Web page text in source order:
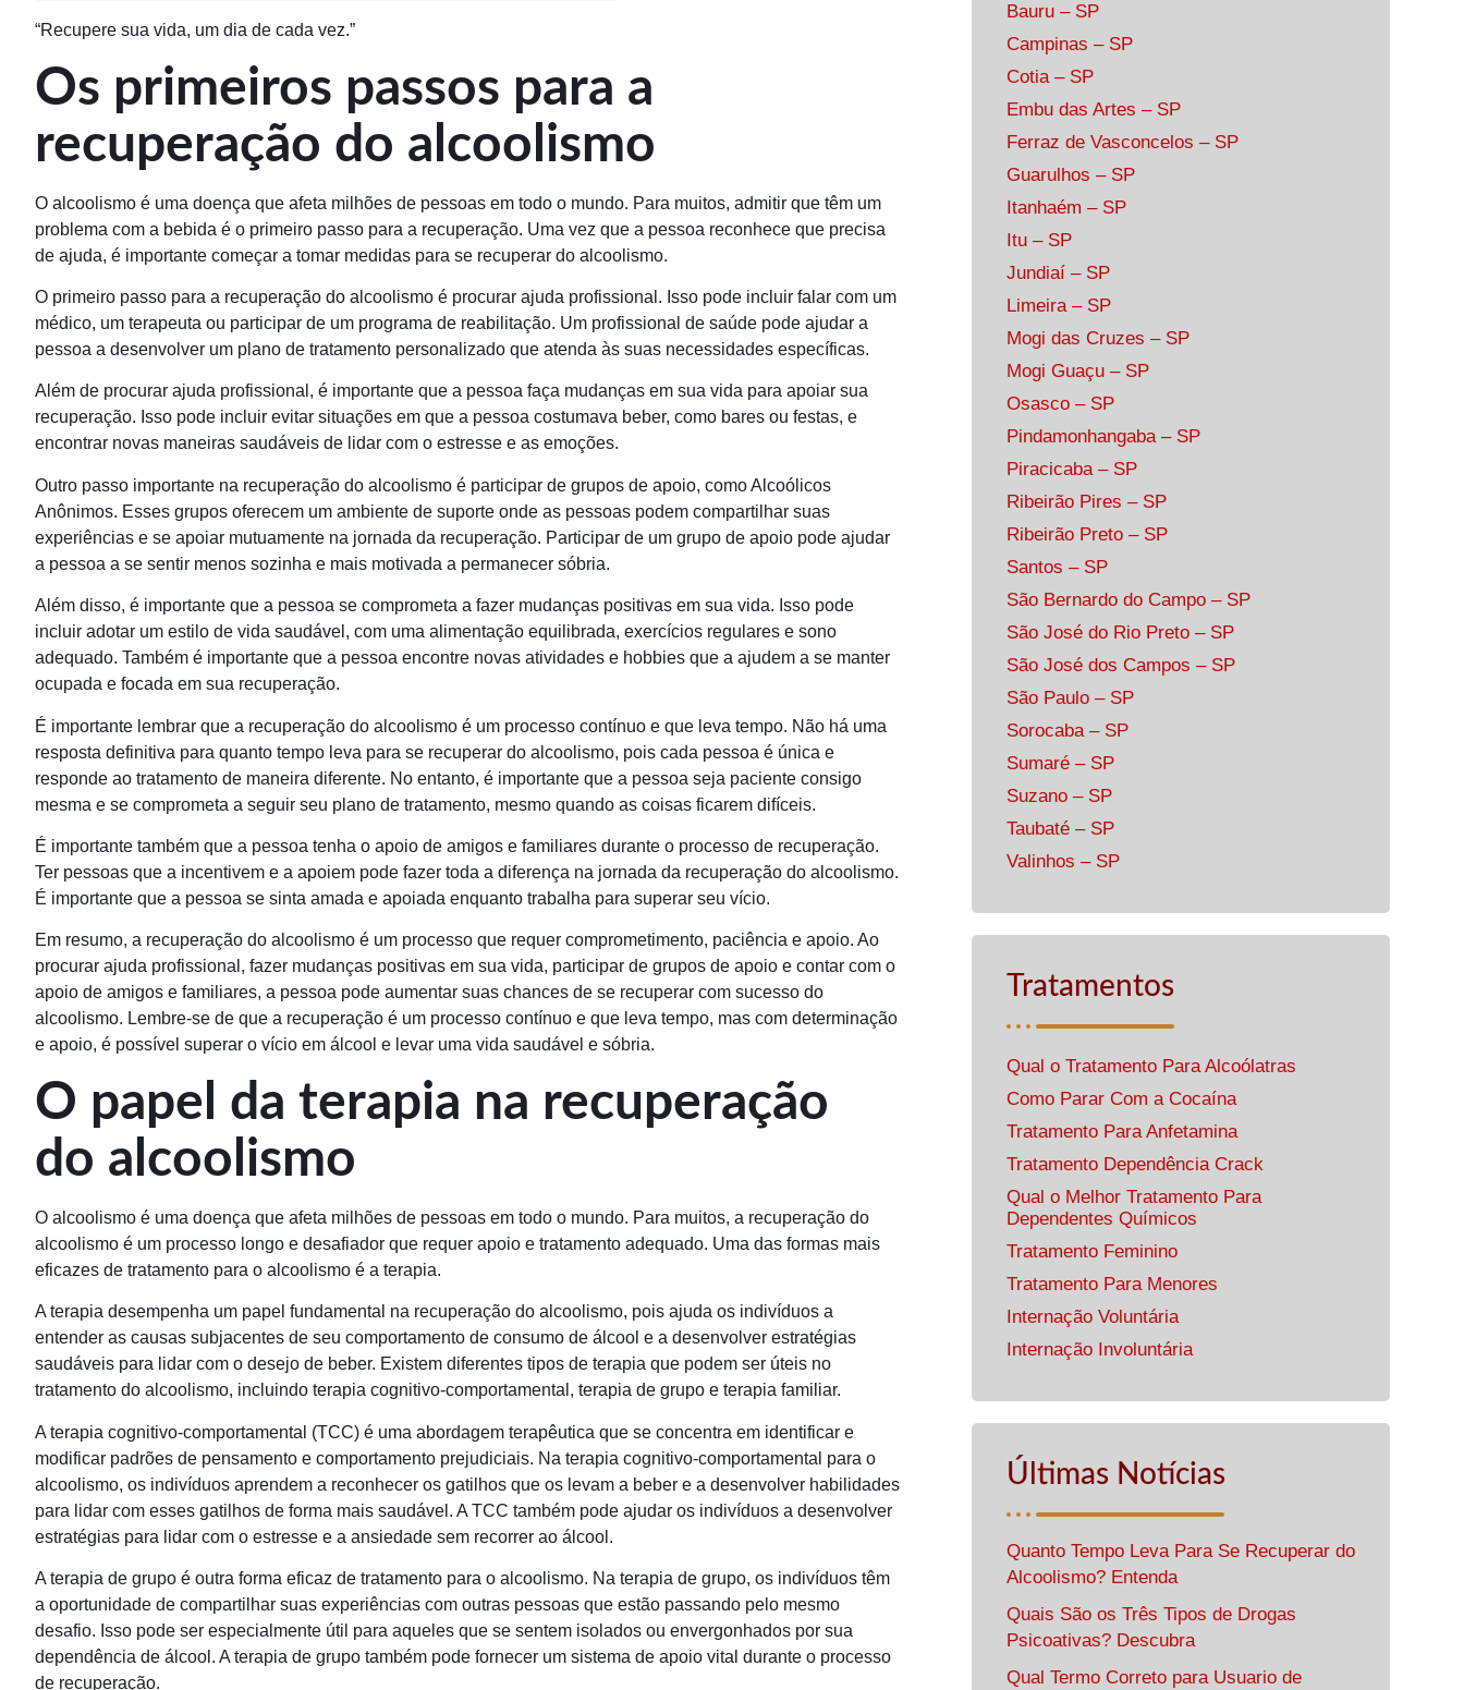
“Recupere sua vida, um dia de cada vez.”
Os primeiros passos para a
recuperação do alcoolismo
O alcoolismo é uma doença que afeta milhões de pessoas em todo o mundo. Para muitos, admitir que têm um
problema com a bebida é o primeiro passo para a recuperação. Uma vez que a pessoa reconhece que precisa
de ajuda, é importante começar a tomar medidas para se recuperar do alcoolismo.
O primeiro passo para a recuperação do alcoolismo é procurar ajuda profissional. Isso pode incluir falar com um
médico, um terapeuta ou participar de um programa de reabilitação. Um profissional de saúde pode ajudar a
pessoa a desenvolver um plano de tratamento personalizado que atenda às suas necessidades específicas.
Além de procurar ajuda profissional, é importante que a pessoa faça mudanças em sua vida para apoiar sua
recuperação. Isso pode incluir evitar situações em que a pessoa costumava beber, como bares ou festas, e
encontrar novas maneiras saudáveis de lidar com o estresse e as emoções.
Outro passo importante na recuperação do alcoolismo é participar de grupos de apoio, como Alcoólicos
Anônimos. Esses grupos oferecem um ambiente de suporte onde as pessoas podem compartilhar suas
experiências e se apoiar mutuamente na jornada da recuperação. Participar de um grupo de apoio pode ajudar
a pessoa a se sentir menos sozinha e mais motivada a permanecer sóbria.
Além disso, é importante que a pessoa se comprometa a fazer mudanças positivas em sua vida. Isso pode
incluir adotar um estilo de vida saudável, com uma alimentação equilibrada, exercícios regulares e sono
adequado. Também é importante que a pessoa encontre novas atividades e hobbies que a ajudem a se manter
ocupada e focada em sua recuperação.
É importante lembrar que a recuperação do alcoolismo é um processo contínuo e que leva tempo. Não há uma
resposta definitiva para quanto tempo leva para se recuperar do alcoolismo, pois cada pessoa é única e
responde ao tratamento de maneira diferente. No entanto, é importante que a pessoa seja paciente consigo
mesma e se comprometa a seguir seu plano de tratamento, mesmo quando as coisas ficarem difíceis.
É importante também que a pessoa tenha o apoio de amigos e familiares durante o processo de recuperação.
Ter pessoas que a incentivem e a apoiem pode fazer toda a diferença na jornada da recuperação do alcoolismo.
É importante que a pessoa se sinta amada e apoiada enquanto trabalha para superar seu vício.
Em resumo, a recuperação do alcoolismo é um processo que requer comprometimento, paciência e apoio. Ao
procurar ajuda profissional, fazer mudanças positivas em sua vida, participar de grupos de apoio e contar com o
apoio de amigos e familiares, a pessoa pode aumentar suas chances de se recuperar com sucesso do
alcoolismo. Lembre-se de que a recuperação é um processo contínuo e que leva tempo, mas com determinação
e apoio, é possível superar o vício em álcool e levar uma vida saudável e sóbria.
O papel da terapia na recuperação
do alcoolismo
O alcoolismo é uma doença que afeta milhões de pessoas em todo o mundo. Para muitos, a recuperação do
alcoolismo é um processo longo e desafiador que requer apoio e tratamento adequado. Uma das formas mais
eficazes de tratamento para o alcoolismo é a terapia.
A terapia desempenha um papel fundamental na recuperação do alcoolismo, pois ajuda os indivíduos a
entender as causas subjacentes de seu comportamento de consumo de álcool e a desenvolver estratégias
saudáveis para lidar com o desejo de beber. Existem diferentes tipos de terapia que podem ser úteis no
tratamento do alcoolismo, incluindo terapia cognitivo-comportamental, terapia de grupo e terapia familiar.
A terapia cognitivo-comportamental (TCC) é uma abordagem terapêutica que se concentra em identificar e
modificar padrões de pensamento e comportamento prejudiciais. Na terapia cognitivo-comportamental para o
alcoolismo, os indivíduos aprendem a reconhecer os gatilhos que os levam a beber e a desenvolver habilidades
para lidar com esses gatilhos de forma mais saudável. A TCC também pode ajudar os indivíduos a desenvolver
estratégias para lidar com o estresse e a ansiedade sem recorrer ao álcool.
A terapia de grupo é outra forma eficaz de tratamento para o alcoolismo. Na terapia de grupo, os indivíduos têm
a oportunidade de compartilhar suas experiências com outras pessoas que estão passando pelo mesmo
desafio. Isso pode ser especialmente útil para aqueles que se sentem isolados ou envergonhados por sua
dependência de álcool. A terapia de grupo também pode fornecer um sistema de apoio vital durante o processo
de recuperação.
Bauru – SP
Campinas – SP
Cotia – SP
Embu das Artes – SP
Ferraz de Vasconcelos – SP
Guarulhos – SP
Itanhaém – SP
Itu – SP
Jundiaí – SP
Limeira – SP
Mogi das Cruzes – SP
Mogi Guaçu – SP
Osasco – SP
Pindamonhangaba – SP
Piracicaba – SP
Ribeirão Pires – SP
Ribeirão Preto – SP
Santos – SP
São Bernardo do Campo – SP
São José do Rio Preto – SP
São José dos Campos – SP
São Paulo – SP
Sorocaba – SP
Sumaré – SP
Suzano – SP
Taubaté – SP
Valinhos – SP
Tratamentos
Qual o Tratamento Para Alcoólatras
Como Parar Com a Cocaína
Tratamento Para Anfetamina
Tratamento Dependência Crack
Qual o Melhor Tratamento Para
Dependentes Químicos
Tratamento Feminino
Tratamento Para Menores
Internação Voluntária
Internação Involuntária
Últimas Notícias
Quanto Tempo Leva Para Se Recuperar do
Alcoolismo? Entenda
Quais São os Três Tipos de Drogas
Psicoativas? Descubra
Qual Termo Correto para Usuario de